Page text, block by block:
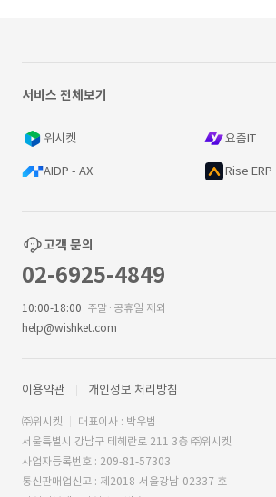
서비스 전체보기
위시켓 요즘IT
AIDP - AX Rise ERP
고객 문의
02-6925-4849
10:00-18:00 주말·공휴일 제외
help@wishket.com
이용약관 개인정보 처리방침
㈜위시켓
대표이사 : 박우범
서울특별시 강남구 테헤란로 211 3층 ㈜위시켓
사업자등록번호 : 209-81-57303
통신판매업신고 : 제2018-서울강남-02337 호